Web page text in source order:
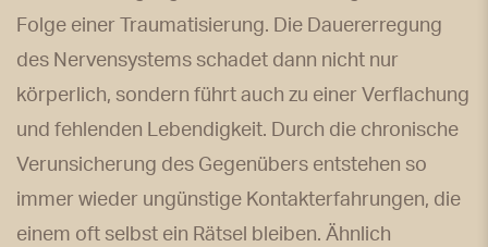
Folge einer Traumatisierung. Die Dauererregung
des Nervensystems schadet dann nicht nur
körperlich, sondern führt auch zu einer Verflachung
und fehlenden Lebendigkeit. Durch die chronische
Verunsicherung des Gegenübers entstehen so
immer wieder ungünstige Kontakterfahrungen, die
einem oft selbst ein Rätsel bleiben. Ähnlich